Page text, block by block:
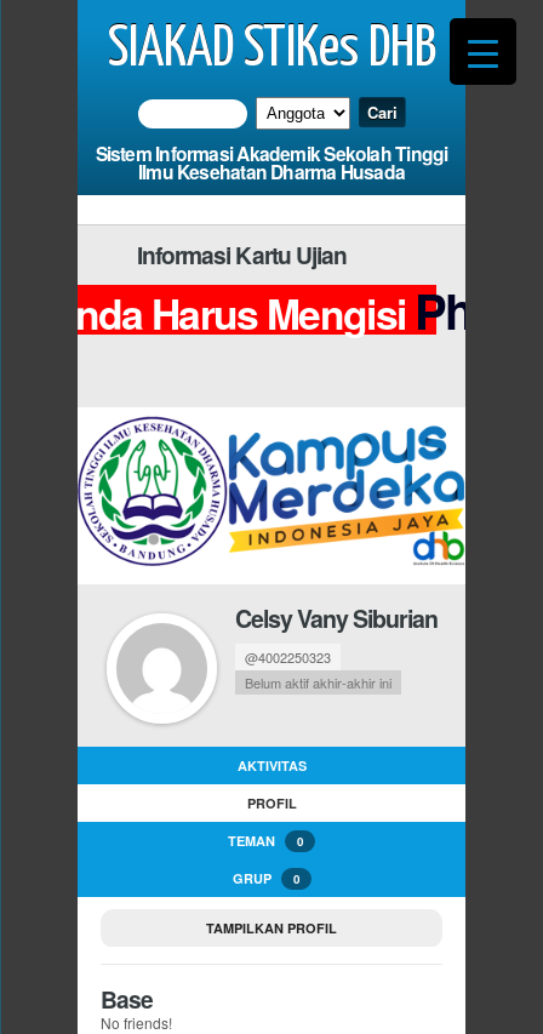
SIAKAD STIKes DHB
Sistem Informasi Akademik Sekolah Tinggi
Ilmu Kesehatan Dharma Husada
Informasi Kartu Ujian
Anda Harus MengisiPhoto
Celsy Vany Siburian
@4002250323
Belum aktif akhir-akhir ini
AKTIVITAS
PROFIL
TEMAN 0
GRUP 0
TAMPILKAN PROFIL
Base
No friends!